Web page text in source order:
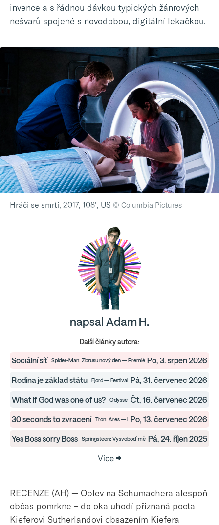
invence a s řádnou dávkou typických žánrových
nešvarů spojené s novodobou, digitální lekačkou.
Hráči se smrtí, 2017, 108', US © Columbia Pictures
napsal Adam H.
Další články autora:
Sociální síť Spider-Man: Zbrusu nový den — PremiéryPo, 3. srpen 2026
Rodina je základ státu Fjord — Festivaly Pá, 31. červenec 2026
What if God was one of us? Odyssea — Premiéry
Čt, 16. červenec 2026
30 seconds to zvracení Tron: Ares — PremiéryPo, 13. červenec 2026
Yes Boss sorry Boss Springsteen: Vysvoboď mě z neznáma — Premiéry
Pá, 24. říjen 2025
Více
RECENZE (AH) — Oplev na Schumachera alespoň
občas pomrkne – do oka uhodí přiznaná pocta
Kieferovi Sutherlandovi obsazením Kiefera